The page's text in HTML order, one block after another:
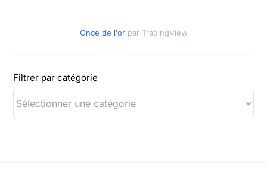
Once de l'or par TradingView
Filtrer par catégorie